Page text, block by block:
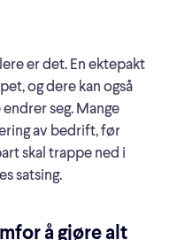
er det. En ektepakt
og dere kan også
seg. Mange
av bedrift, før
skal trappe ned i
satsing.
å gjøre alt